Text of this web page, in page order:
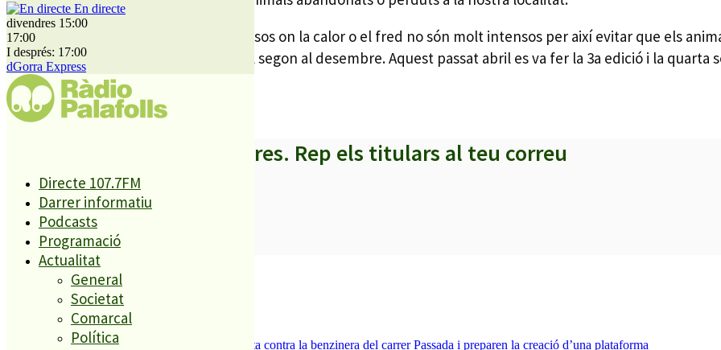
En directe
divendres 15:00
17:00
I després: 17:00
dGorra Express
Directe 107.7FM
Darrer informatiu
Podcasts
Programació
Actualitat
General
Societat
Comarcal
Política
El canicross s’organitza sempre en mesos on la calor o el fred no són molt intensos per així evitar que els
organitzar el febrer de l’any passat i el segon al desembre. Aquest passat abril es va fer la 3a edició i la quarta
A partir d’ara no et perdis res. Rep els titulars al teu correu
SUBSCRIURE’M
És tendència ara
ESPORTS CAP DE SETMANA
Els veïns de Palafolls refermen la seva lluita contra la benzinera del carrer Passada i preparen la creació d’una plataforma